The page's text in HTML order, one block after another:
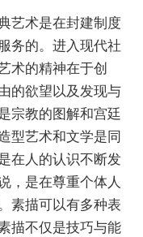
艺术是在封建制度
务的。进入现代社
术的精神在于创
的欲望以及发现与
宗教的图解和宫廷
型艺术和文学是同
在人的认识不断发
，是在尊重个体人
素描可以有多种表
描不仅是技巧与能